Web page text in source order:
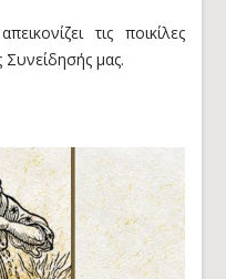
τις ποικίλες
μας.